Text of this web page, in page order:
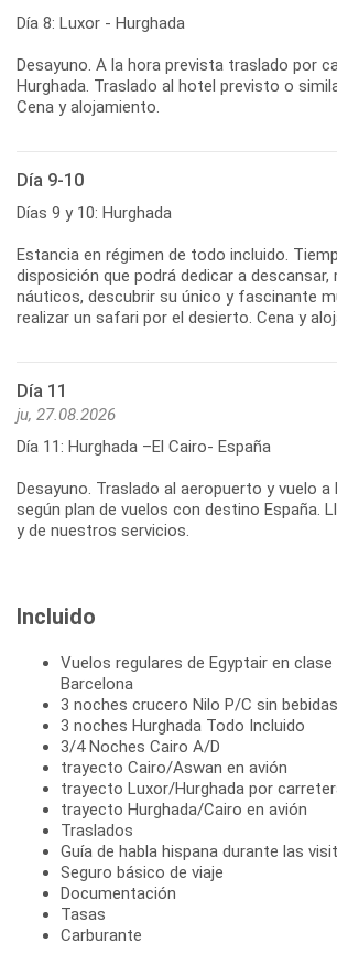
Día 8: Luxor - Hurghada
Desayuno. A la hora prevista traslado por
Hurghada. Traslado al hotel previsto o
Cena y alojamiento.
Día 9-10
Días 9 y 10: Hurghada
Estancia en régimen de todo incluido.
disposición que podrá dedicar a descansar,
náuticos, descubrir su único y fascinante
realizar un safari por el desierto. Cena y
Día 11
ju, 27.08.2026
Día 11: Hurghada –El Cairo- España
Desayuno. Traslado al aeropuerto y vuelo a
según plan de vuelos con destino España.
y de nuestros servicios.
Incluido
Vuelos regulares de Egyptair en clase
Barcelona
3 noches crucero Nilo P/C sin bebidas
3 noches Hurghada Todo Incluido
3/4 Noches Cairo A/D
trayecto Cairo/Aswan en avión
trayecto Luxor/Hurghada por
trayecto Hurghada/Cairo en avión
Traslados
Guía de habla hispana durante las
Seguro básico de viaje
Documentación
Tasas
Carburante